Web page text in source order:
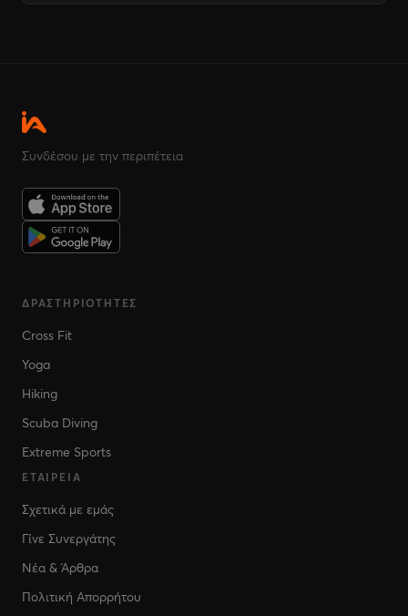
Συνδέσου με την περιπέτεια
ΔΡΑΣΤΗΡΙΌΤΗΤΕΣ
Cross Fit
Yoga
Hiking
Scuba Diving
Extreme Sports
ΕΤΑΙΡΕΊΑ
Σχετικά με εμάς
Γίνε Συνεργάτης
Νέα & Άρθρα
Πολιτική Απορρήτου